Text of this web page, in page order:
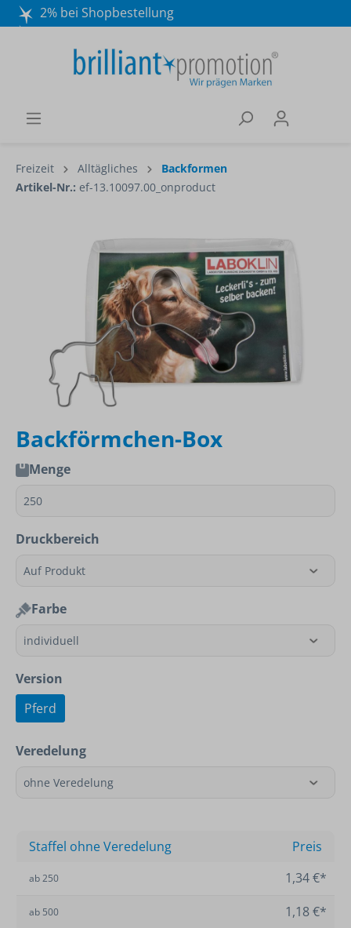
2% bei Shopbestellung
Wir beraten Sie gerne:
040 / 570 18 25 70
Freizeit Alltägliches
Backformen
Artikel-Nr.: ef-13.10097.00_onproduct
Backförmchen-Box
Menge
Druckbereich
Farbe
Version
Pferd
Veredelung
Staffel ohne Veredelung Preis
ab250 1,34 €*
ab 500 1,18 €*